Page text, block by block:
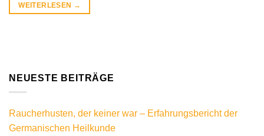
WEITERLESEN →
NEUESTE BEITRÄGE
Raucherhusten, der keiner war – Erfahrungsbericht der
Germanischen Heilkunde